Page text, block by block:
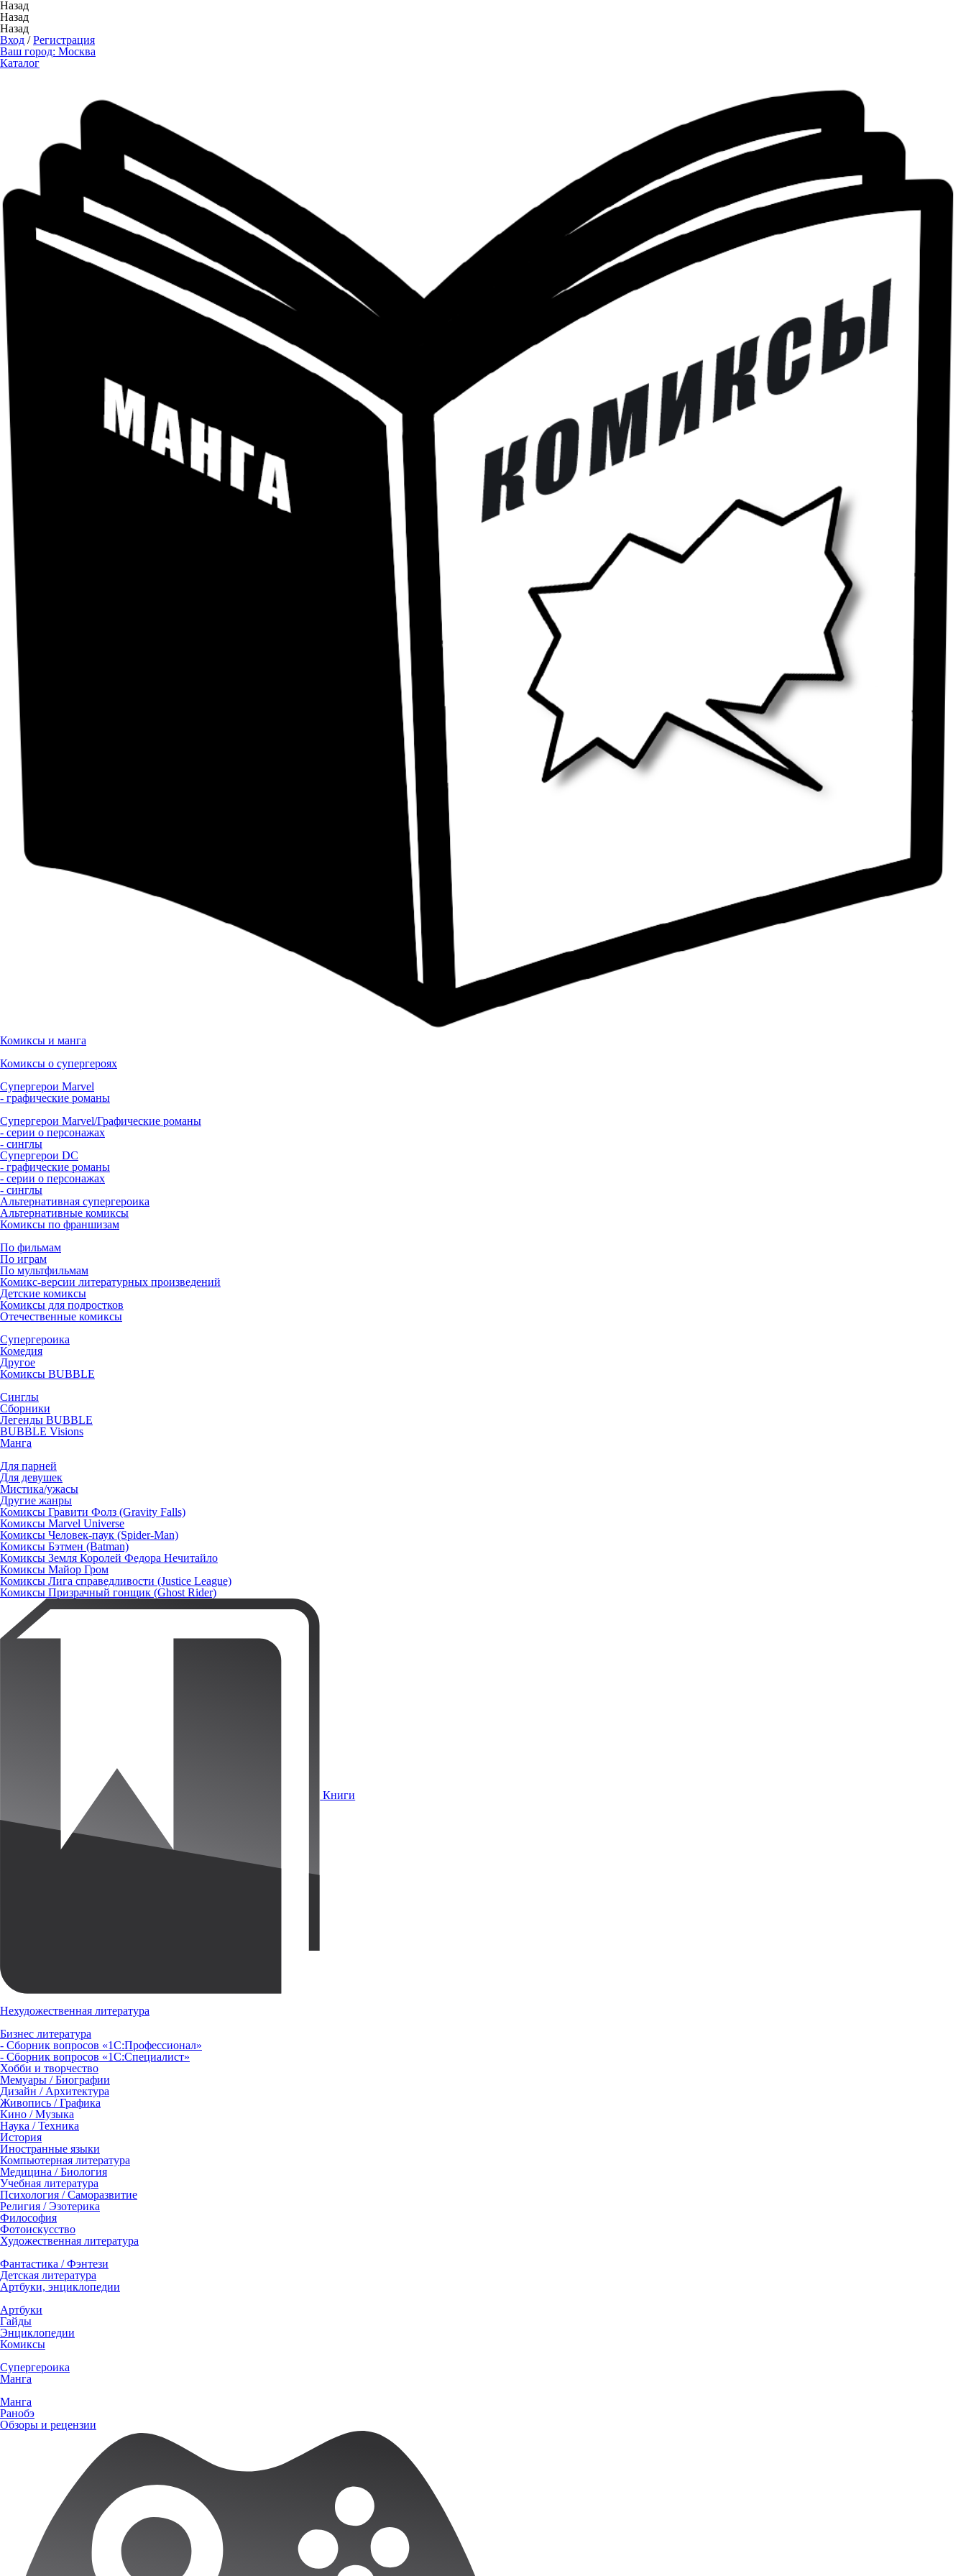
Назад
Назад
Назад
Вход /Регистрация
Ваш город: Москва
Каталог
Комиксы и манга
Комиксы о супергероях
Супергерои Marvel
- графические романы
Супергерои Marvel/Графические романы
- серии о персонажах
- синглы
Супергерои DC
- графические романы
- серии о персонажах
- синглы
Альтернативная супергероика
Альтернативные комиксы
Комиксы по франшизам
По фильмам
По играм
По мультфильмам
Комикс-версии литературных произведений
Детские комиксы
Комиксы для подростков
Отечественные комиксы
Супергероика
Комедия
Другое
Комиксы BUBBLE
Синглы
Сборники
Легенды BUBBLE
BUBBLE Visions
Манга
Для парней
Для девушек
Мистика/ужасы
Другие жанры
Комиксы Гравити Фолз (Gravity Falls)
Комиксы Marvel Universe
Комиксы Человек-паук (Spider-Man)
Комиксы Бэтмен (Batman)
Комиксы Земля Королей Федора Нечитайло
Комиксы Майор Гром
Комиксы Лига справедливости (Justice League)
Комиксы Призрачный гонщик (Ghost Rider)
Книги
Нехудожественная литература
Бизнес литература
- Сборник вопросов «1С:Профессионал»
- Сборник вопросов «1С:Специалист»
Хобби и творчество
Мемуары / Биографии
Дизайн / Архитектура
Живопись / Графика
Кино / Музыка
Наука / Техника
История
Иностранные языки
Компьютерная литература
Медицина / Биология
Учебная литература
Психология / Саморазвитие
Религия / Эзотерика
Философия
Фотоискусство
Художественная литература
Фантастика / Фэнтези
Детская литература
Артбуки, энциклопедии
Артбуки
Гайды
Энциклопедии
Комиксы
Супергероика
Манга
Манга
Ранобэ
Обзоры и рецензии